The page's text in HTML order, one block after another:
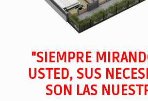
"SIEMPRE
USTED, SUS
SON LAS